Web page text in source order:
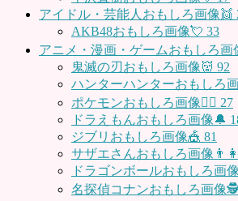
アイドル・芸能人おもしろ画像👯
AKB48おもしろ画像💘 33
アニメ・漫画・ゲームおもしろ画
鬼滅の刃おもしろ画像👹 92
ハンターハンターおもしろ
ポケモンおもしろ画像🤹‍♂️ 27
ドラえもんおもしろ画像🔔
ジブリおもしろ画像🎪 81
サザエさんおもしろ画像
ドラゴンボールおもしろ画
名探偵コナンおもしろ画像